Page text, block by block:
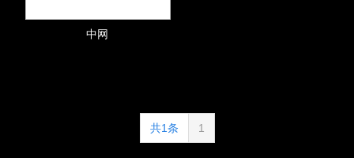
中网
共1条 1